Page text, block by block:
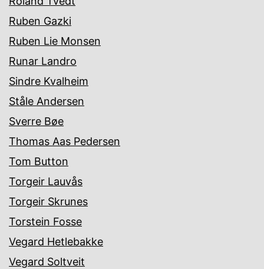
Ruben Gazki
Ruben Lie Monsen
Runar Landro
Sindre Kvalheim
Ståle Andersen
Sverre Bøe
Thomas Aas Pedersen
Tom Button
Torgeir Lauvås
Torgeir Skrunes
Torstein Fosse
Vegard Hetlebakke
Vegard Soltveit